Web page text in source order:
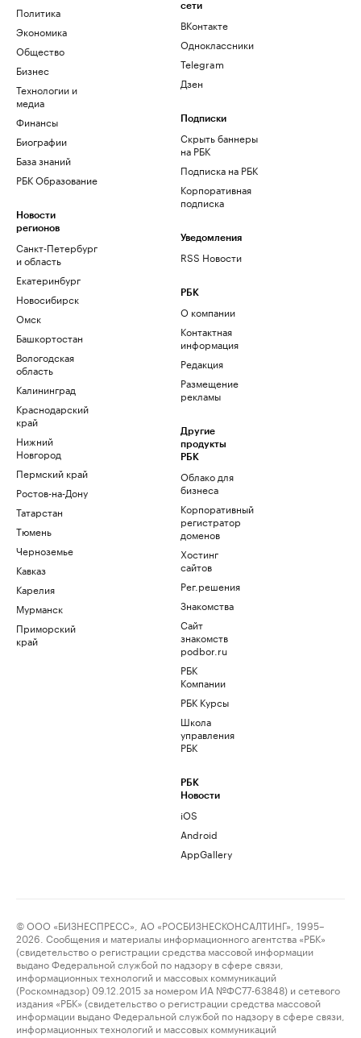
Политика
Экономика
Общество
Бизнес
Технологии и
медиа
Финансы
Биографии
База знаний
РБК Образование
Новости
регионов
Санкт-Петербург
и область
Екатеринбург
Новосибирск
Омск
Башкортостан
Вологодская
область
Калининград
Краснодарский
край
Нижний
Новгород
Пермский край
Ростов-на-Дону
Татарстан
Тюмень
Черноземье
Кавказ
Карелия
Мурманск
Приморский
край
сети
ВКонтакте
Одноклассники
Telegram
Дзен
Подписки
Скрыть баннеры
на РБК
Подписка на РБК
Корпоративная
подписка
Уведомления
RSS Новости
РБК
О компании
Контактная
информация
Редакция
Размещение
рекламы
Другие
продукты
РБК
Облако для
бизнеса
Корпоративный
регистратор
доменов
Хостинг
сайтов
Рег.решения
Знакомства
Сайт
знакомств
podbor.ru
РБК
Компании
РБК Курсы
Школа
управления
РБК
РБК
Новости
iOS
Android
AppGallery
© ООО «БИЗНЕСПРЕСС», АО «РОСБИЗНЕСКОНСАЛТИНГ», 1995–
2026. Сообщения и материалы информационного агентства «РБК»
(свидетельство о регистрации средства массовой информации
выдано Федеральной службой по надзору в сфере связи,
информационных технологий и массовых коммуникаций
(Роскомнадзор) 09.12.2015 за номером ИА №ФС77-63848) и сетевого
издания «РБК» (свидетельство о регистрации средства массовой
информации выдано Федеральной службой по надзору в сфере связи,
информационных технологий и массовых коммуникаций